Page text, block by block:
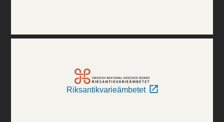
Riksantikvarieämbetet